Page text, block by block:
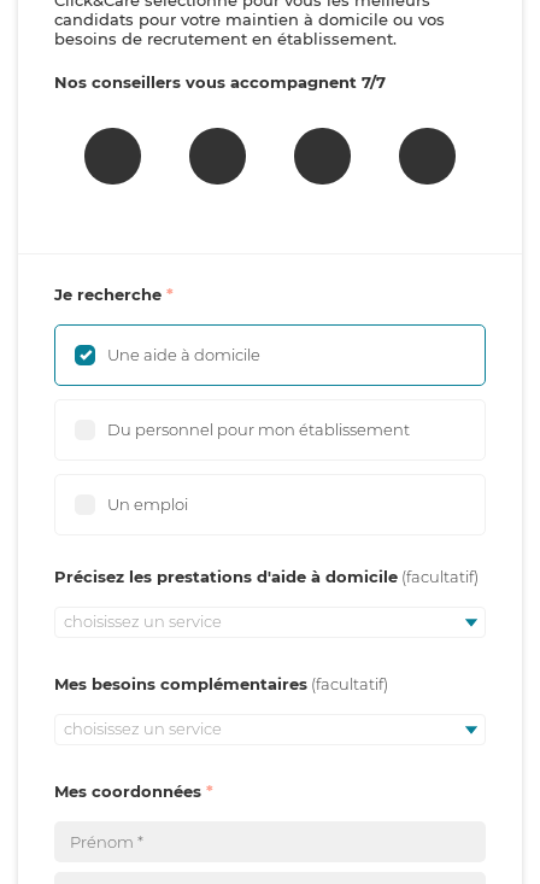
candidats pour votre maintien à domicile ou vos
besoins de recrutement en établissement.
Nos conseillers vous accompagnent 7/7
Je recherche
Une aide à domicile
Du personnel pour mon établissement
Un emploi
Précisez les prestations d'aide à domicile
choisissez un service
Mes besoins complémentaires
choisissez un service
Mes coordonnées